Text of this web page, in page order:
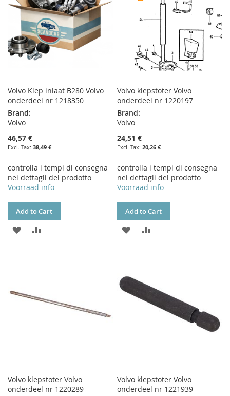
Volvo Klep inlaat B280 Volvo
onderdeel nr 1218350
Brand:
Volvo
46,57 €
38,49 €
controlla i tempi di consegna
nei dettagli del prodotto
Voorraad info
Add to Cart
ADD
Volvo klepstoter Volvo
onderdeel nr 1220197
Brand:
Volvo
24,51 €
20,26 €
controlla i tempi di consegna
nei dettagli del prodotto
Voorraad info
Add to Cart
ADD
LIST
Volvo klepstoter Volvo
onderdeel nr 1220289
Volvo klepstoter Volvo
onderdeel nr 1221939